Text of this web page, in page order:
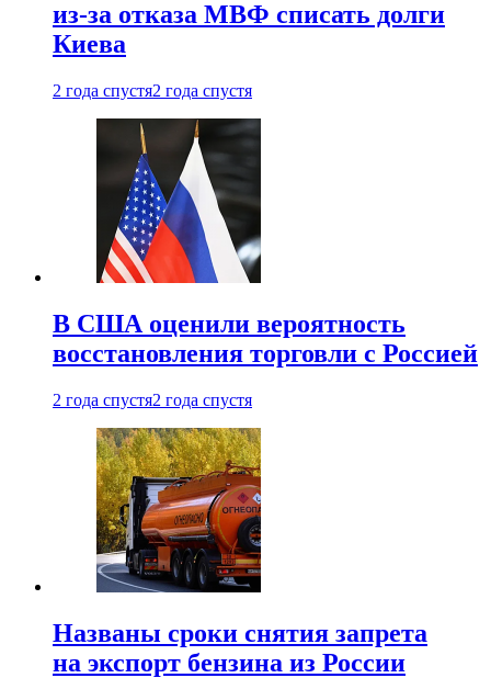
из-за отказа МВФ списать долги
Киева
2 года спустя2 года спустя
В США оценили вероятность
восстановления торговли с Россией
2 года спустя2 года спустя
Названы сроки снятия запрета
на экспорт бензина из России